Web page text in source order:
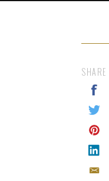
SHARE